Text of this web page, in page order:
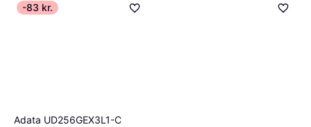
-83 kr.
Adata UD256GEX3L1-C